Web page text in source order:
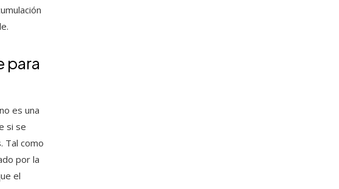
para
es una
si se
Tal como
por la
el